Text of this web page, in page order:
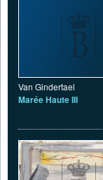
Van Gindertael
Marée Haute III